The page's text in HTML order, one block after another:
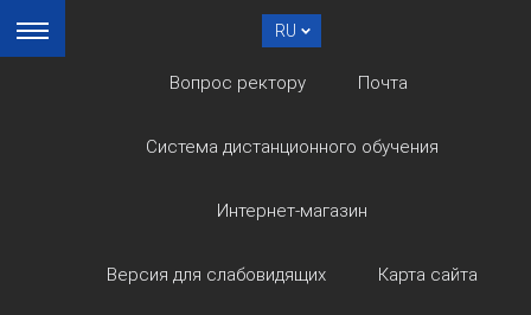
RU
Вопрос ректору Почта
Система дистанционного обучения
Интернет-магазин
Версия для слабовидящих Карта сайта